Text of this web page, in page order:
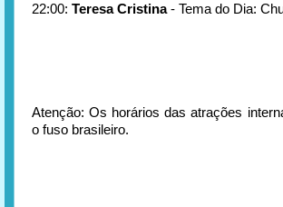
22:00: Teresa Cristina- Tema do Dia:
Atenção: Os horários das atrações
o fuso brasileiro.